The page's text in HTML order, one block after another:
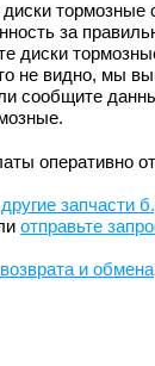
тормозные
за
диски
не видно, мы
сообщите
оперативно
другие запчасти
отправьте
и обмена